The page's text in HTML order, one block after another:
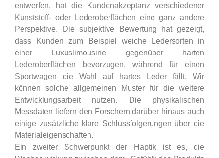
entwerfen, hat die Kundenakzeptanz verschiedener
Kunststoff- oder Lederoberflächen eine ganz andere
Perspektive. Die subjektive Bewertung hat gezeigt,
dass Kunden zum Beispiel weiche Ledersorten in
einer Luxuslimousine gegenüber harten
Lederoberflächen bevorzugen, während für einen
Sportwagen die Wahl auf hartes Leder fällt. Wir
können solche allgemeinen Muster für die weitere
Entwicklungsarbeit nutzen. Die physikalischen
Messdaten liefern den Forschern darüber hinaus auch
einige zusätzliche klare Schlussfolgerungen über die
Materialeigenschaften.
Ein zweiter Schwerpunkt der Haptik ist es, die